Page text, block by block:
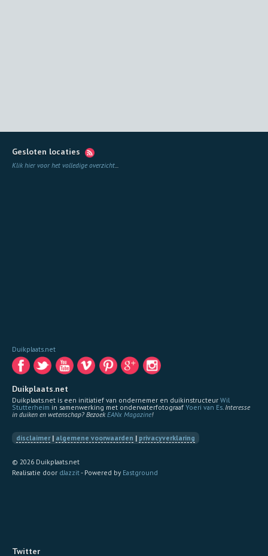
Gesloten locaties
Klik hier voor het volledige overzicht
Duikplaats.net
Duikplaats.net
Duikplaats.net is een initiatief van ondernemer en duikinstructeur Wil
Stutterheim in samenwerking met onderwaterfotograaf Yoeri van Es Interesse
in duiken en wetenschap? BezoekEANx Magazine!
disclaimer| algemene voorwaarden | privacyverklaring
© 2026 Duikplaats.net
Realisatie door dJazzit- Powered by Eastground
Twitter